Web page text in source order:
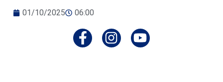
01/10/2025 06:00